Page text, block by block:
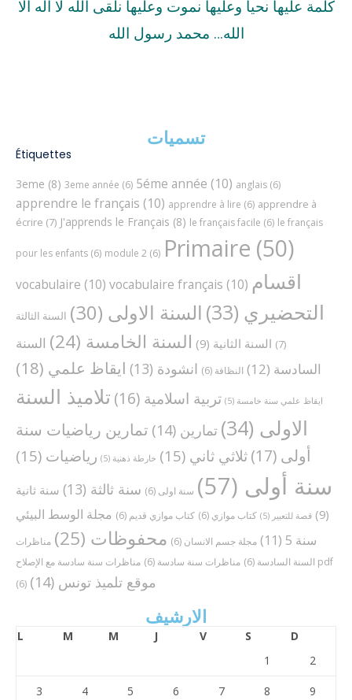
كلمة عليها نحيا وعليها نموت وعليها نلقى الله لا اله الا
الله… محمد رسول الله
تسميات
Étiquettes
3eme (8) 3eme année (6) 5éme année (10) anglais (6)
apprendre le français (10) apprendre à lire (6) apprendre à
écrire (7) J'apprends le Français (8) le français facile (6) le français
pour les enfants (6) module 2 (6) Primaire (50)
vocabulaire (10) vocabulaire français (10) اقسام
التحضيري (33) السنة الاولى (30)
السنة الثالثة
(7)
السنة الثانية (9) السنة الخامسة (24)
السنة
السادسة (12) النظافة (6) انشودة (13) ايقاظ علمي (18)
ايقاظ علمي سنة خامسة (5) تربية اسلامية (16)
تلاميذ السنة
الاولى (34) تمارين (14)
تمارين رياضيات سنة
أولى (17) ثلاثي ثاني (15) خارطة ذهنية (5) رياضيات (15)
سنة أولى (57) سنة اولى (6) سنة ثالثة (13)
سنة ثانية
(9)
قصة للتعبير (5) كتاب موازي (6) كتاب موازي قديم (6)
مجلة الوسط البيئي
سنة 5
(11) مجلة جسم الانسان (6) محفوظات (25)
مناظرات
السنة السادسة (6) مناظرات سنة سادسة (6)
مناظرات سنة سادسة مع الإصلاح pdf
(6)
موقع تلميذ تونس (14)
الارشيف
L M M J V S
D
1
2
3 4 5 6 7 8 9